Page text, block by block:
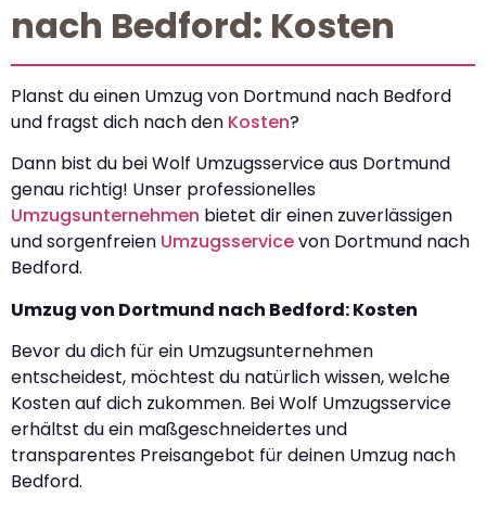
nach Bedford: Kosten
Planst du einen Umzug von Dortmund nach Bedford
und fragst dich nach den Kosten?
Dann bist du bei Wolf Umzugsservice aus Dortmund
genau richtig! Unser professionelles
Umzugsunternehmen bietet dir einen zuverlässigen
und sorgenfreien Umzugsservicevon Dortmund nach
Bedford.
Umzug von Dortmund nach Bedford: Kosten
Bevor du dich für ein Umzugsunternehmen
entscheidest, möchtest du natürlich wissen, welche
Kosten auf dich zukommen. Bei Wolf Umzugsservice
erhältst du ein maßgeschneidertes und
transparentes Preisangebot für deinen Umzug nach
Bedford.